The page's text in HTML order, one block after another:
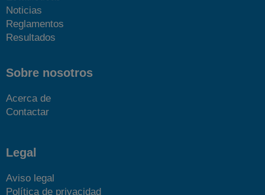
Noticias
Reglamentos
Resultados
Sobre nosotros
Acerca de
Contactar
Legal
Aviso legal
Política de privacidad